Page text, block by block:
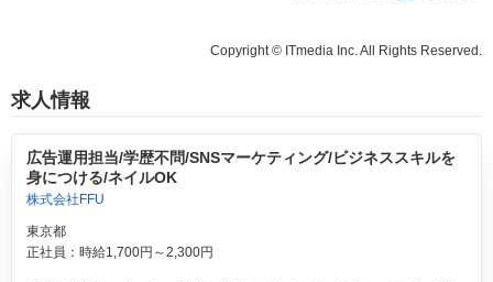
Copyright © ITmedia Inc. All Rights Reserved.
求人情報
広告運用担当/学歴不問/SNSマーケティング/ビジネススキルを
身につける/ネイルOK
株式会社FFU
東京都
正社員：時給1,700円～2,300円